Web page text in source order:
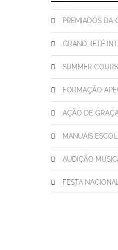
PREMIADOS DA
GRAND JETÉ
SUMMER
FORMAÇÃO
AÇÃO DE
MANUAIS
AUDIÇÃO
FESTA